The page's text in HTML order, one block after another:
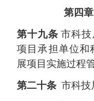
第四章
第十九条 市科技
项目承担单位和
展项目实施过程
第二十条 市科技